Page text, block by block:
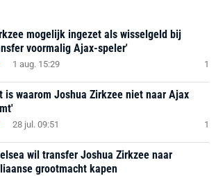
mogelijk ingezet als wisselgeld bij
voormalig Ajax-speler'
1 aug. 15:29 1
is waarom Joshua Zirkzee niet naar Ajax
28 jul. 09:51 1
wil transfer Joshua Zirkzee naar
grootmacht kapen